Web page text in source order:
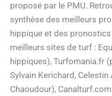
proposé par le PMU.
synthèse des meilleurs
hippique et des
meilleurs sites de turf :
hippiques), Turfomania.fr
Sylvain Kerichard,
Chaoudour),